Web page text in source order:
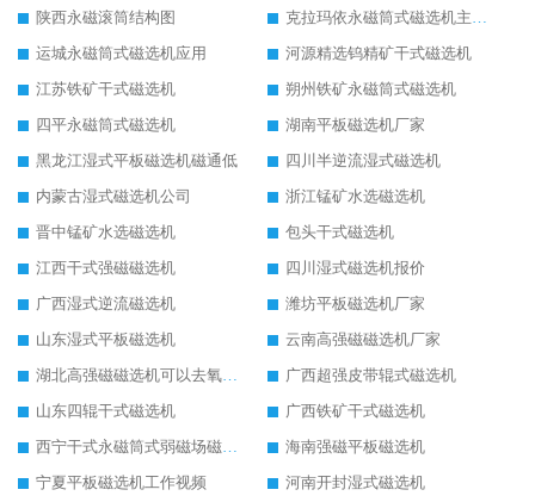
陕西永磁滚筒结构图
克拉玛依永磁筒式磁选机主要技术参数
运城永磁筒式磁选机应用
河源精选钨精矿干式磁选机
江苏铁矿干式磁选机
朔州铁矿永磁筒式磁选机
四平永磁筒式磁选机
湖南平板磁选机厂家
黑龙江湿式平板磁选机磁通低
四川半逆流湿式磁选机
内蒙古湿式磁选机公司
浙江锰矿水选磁选机
晋中锰矿水选磁选机
包头干式磁选机
江西干式强磁磁选机
四川湿式磁选机报价
广西湿式逆流磁选机
潍坊平板磁选机厂家
山东湿式平板磁选机
云南高强磁磁选机厂家
湖北高强磁磁选机可以去氧化铝
广西超强皮带辊式磁选机
山东四辊干式磁选机
广西铁矿干式磁选机
西宁干式永磁筒式弱磁场磁选机结构图
海南强磁平板磁选机
宁夏平板磁选机工作视频
河南开封湿式磁选机